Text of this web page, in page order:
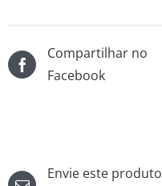
Compartilhar no
Facebook
Envie este produto